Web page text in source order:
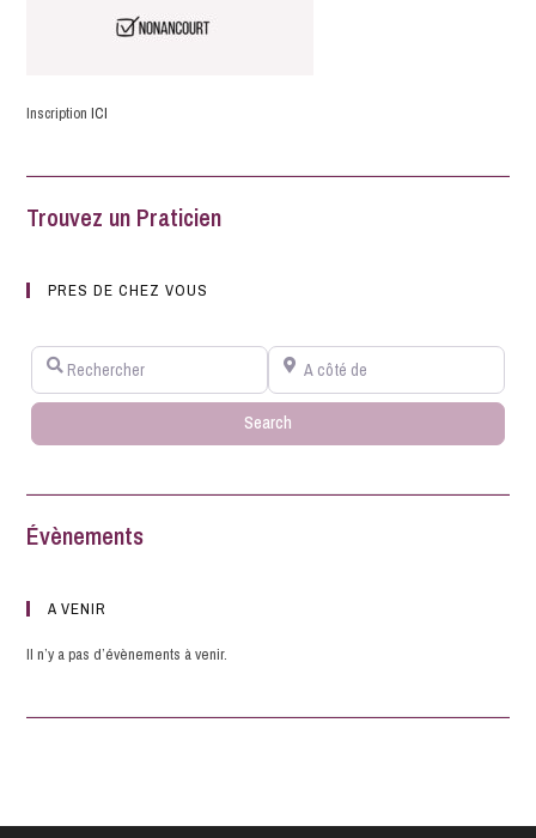
InscriptionICI
Trouvez un Praticien
PRES DE CHEZ VOUS
Rechercher A côté de
Search
Évènements
A VENIR
Il n’y a pas d’évènements à venir.